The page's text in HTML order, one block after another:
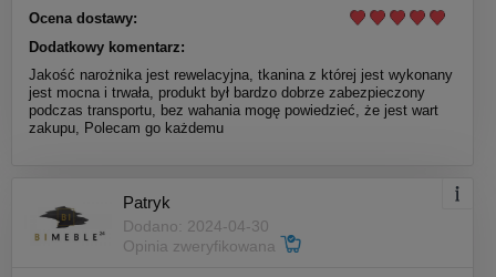
Ocena dostawy:
Dodatkowy komentarz:
Jakość narożnika jest rewelacyjna, tkanina z której jest wykonany
jest mocna i trwała, produkt był bardzo dobrze zabezpieczony
podczas transportu, bez wahania mogę powiedzieć, że jest wart
zakupu, Polecam go każdemu
Patryk
Dodano: 2024-04-30
Opinia zweryfikowana